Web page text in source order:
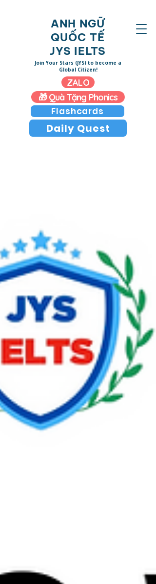
ANH NGỮ
QUỐC TẾ
JYS IELTS
​Join Your Stars (JYS) to become a
Global Citizen!
ZALO
🎁 Quà Tặng Phonics
Flashcards
Daily Quest